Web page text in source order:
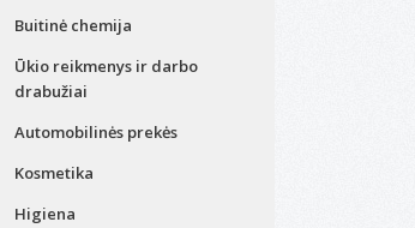
Buitinė chemija
Ūkio reikmenys ir darbo
drabužiai
Automobilinės prekės
Kosmetika
Higiena